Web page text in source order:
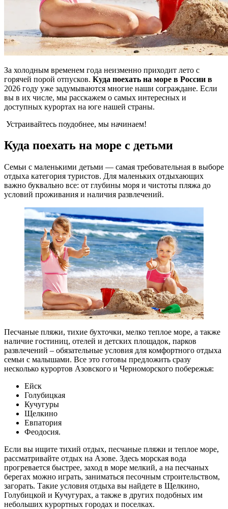
За холодным временем года неизменно приходит лето с
горячей порой отпусков. Куда поехать на море в России в
2026 году уже задумываются многие наши сограждане. Если
вы в их числе, мы расскажем о самых интересных и
доступных курортах на юге нашей страны.
Устраивайтесь поудобнее, мы начинаем!
Куда поехать на море с детьми
Семьи с маленькими детьми — самая требовательная в выборе
отдыха категория туристов. Для маленьких отдыхающих
важно буквально все: от глубины моря и чистоты пляжа до
условий проживания и наличия развлечений.
Песчаные пляжи, тихие бухточки, мелко теплое море, а также
наличие гостиниц, отелей и детских площадок, парков
развлечений – обязательные условия для комфортного отдыха
семьи с малышами. Все это готовы предложить сразу
несколько курортов Азовского и Черноморского побережья:
Ейск
Голубицкая
Кучугуры
Щелкино
Евпатория
Феодосия.
Если вы ищите тихий отдых, песчаные пляжи и теплое море,
рассматривайте отдых на Азове. Здесь морская вода
прогревается быстрее, заход в море мелкий, а на песчаных
берегах можно играть, заниматься песочным строительством,
загорать. Такие условия отдыха вы найдете в Щелкино,
Голубицкой и Кучугурах, а также в других подобных им
небольших курортных городах и поселках.